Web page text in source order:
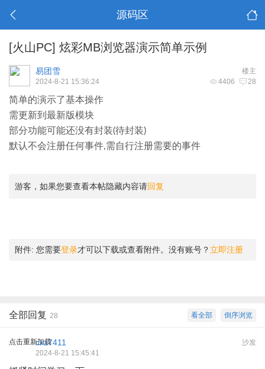
源码区
[火山PC] 炫彩MB浏览器演示简单示例
楼主
易团雪
4406 28
2024-8-21 15:36:24
简单的演示了基本操作
需更新到最新版模块
部分功能可能还没有封装(待封装)
默认不会注册任何事件,需自行注册需要的事件
游客，如果您要查看本帖隐藏内容请回复
附件: 您需要登录才可以下载或查看附件。没有账号？ 立即注册
倒序浏览
看全部
全部回复 28
点击重新加载 沙发
cxz7411
2024-8-21 15:45:41